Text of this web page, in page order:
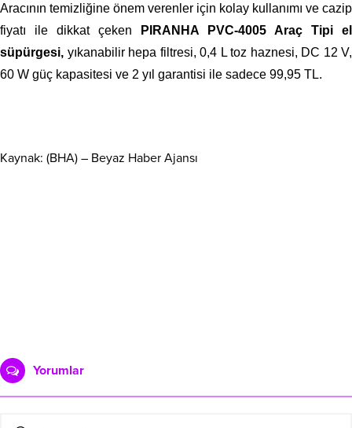
Aracının temizliğine önem verenler için kolay kullanımı ve cazip
fiyatı ile dikkat çeken
PIRANHA PVC-4005 Araç Tipi el
süpürgesi, yıkanabilir hepa filtresi, 0,4 L toz haznesi, DC 12 V,
60 W güç kapasitesi ve 2 yıl garantisi ile sadece 99,95 TL.
Kaynak: (BHA) – Beyaz Haber Ajansı
Yorumlar